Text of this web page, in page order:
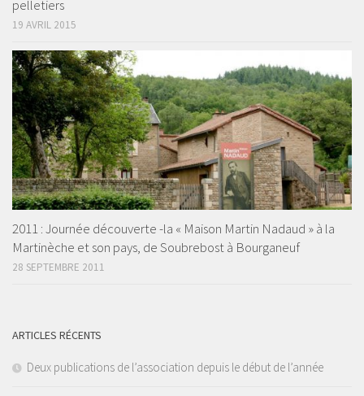
pelletiers
19 AVRIL 2015
2011 : Journée découverte -la « Maison Martin Nadaud » à la
Martinèche et son pays, de Soubrebost à Bourganeuf
28 SEPTEMBRE 2011
ARTICLES RÉCENTS
Deux publications de l’association depuis le début de l’année